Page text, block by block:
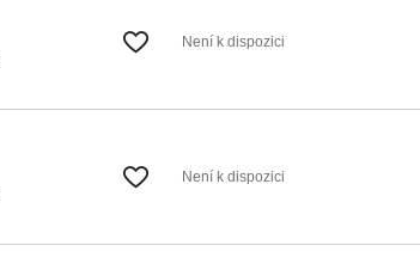
Není k dispozici
Není k dispozici